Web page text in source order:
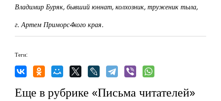
Владимир Буряк, бывший юннат, колхозник, труженик тыла,
г. Артем Приморс4кого края.
Теги:
Еще в рубрике «Письма читателей»